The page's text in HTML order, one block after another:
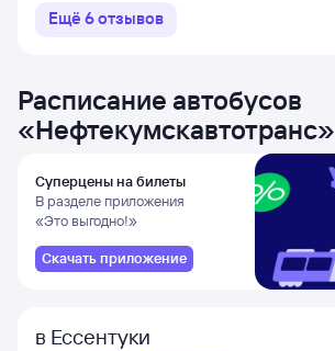
Расписание автобусов
«Нефтекумскавтотранс»
Суперцены на билеты
В разделе приложения
«Это выгодно!»
Скачать приложение
в Ессентуки
Ещё 6отзывов